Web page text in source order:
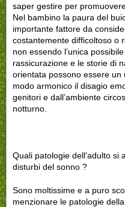
saper gestire per
Nel bambino la paura del
importante fattore da
costantemente difficoltoso o
non essendo l’unica
rassicurazione e le storie di
orientata possono essere
modo armonico il disagio
genitori e dall’ambiente
notturno.
Quali patologie dell’adulto si
disturbi del sonno ?
Sono moltissime e a puro
menzionare le patologie